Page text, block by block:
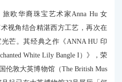
旅欧华裔珠宝艺术家Anna Hu 女
视角结合精湛西方工艺，再次在
芒。其经典之作《ANNA HU 印
White Lily Bangle I）》，荣
伦敦大英博物馆（The British Mus